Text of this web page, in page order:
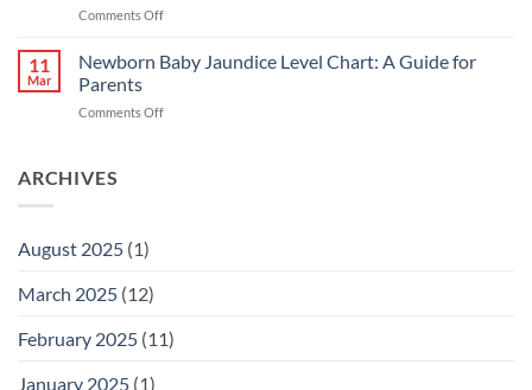
untuk
Menyusu
Comments Offon
Kuning:
Punca
Cara
11
Mar
Newborn Baby Jaundice Level Chart: A Guide for
Parents
Comments Offon
ARCHIVES
August 2025 (1)
March 2025 (12)
February 2025 (11)
January 2025 (1)